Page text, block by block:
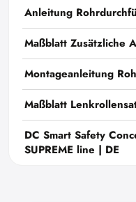
Anleitung
Maßblatt Zusätzliche
Montageanleitung
Maßblatt
DC Smart Safety
SUPREME line | DE